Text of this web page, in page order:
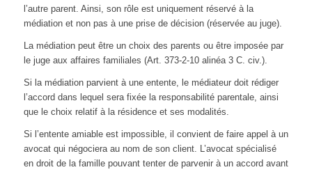
l’autre parent. Ainsi, son rôle est uniquement réservé à la
médiation et non pas à une prise de décision (réservée au juge).
La médiation peut être un choix des parents ou être imposée par
le juge aux affaires familiales (Art. 373-2-10 alinéa 3 C. civ.).
Si la médiation parvient à une entente, le médiateur doit rédiger
l’accord dans lequel sera fixée la responsabilité parentale, ainsi
que le choix relatif à la résidence et ses modalités.
Si l’entente amiable est impossible, il convient de faire appel à un
avocat qui négociera au nom de son client. L’avocat spécialisé
en droit de la famille pouvant tenter de parvenir à un accord avant